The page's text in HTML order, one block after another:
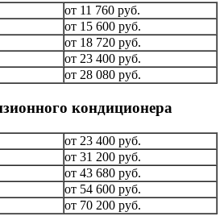
от 11 760 руб.
от 15 600 руб.
от 18 720 руб.
от 23 400 руб.
от 28 080 руб.
кондиционера
от 23 400 руб.
от 31 200 руб.
от 43 680 руб.
от 54 600 руб.
от 70 200 руб.